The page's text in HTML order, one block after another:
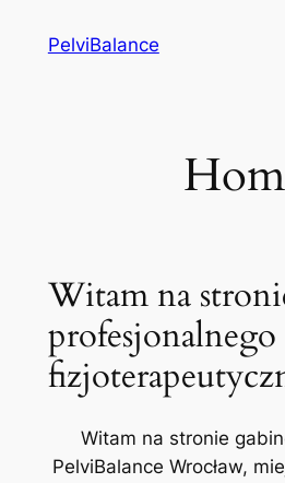
PelviBalance
Witam na
Witam na stronie
PelviBalance Wrocław,